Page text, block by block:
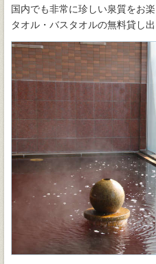
国内でも非常に珍しい泉質をお楽
タオル・バスタオルの無料貸し出